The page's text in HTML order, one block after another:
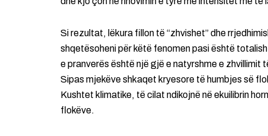
Si rezultat, lëkura fillon të “zhvishet” dhe
shqetësoheni për këtë fenomen pasi është
e pranverës është një gjë e natyrshme e zhvillimit
Sipas mjekëve shkaqet kryesore të humbjes së
Kushtet klimatike, të cilat ndikojnë në ekuilibrin
flokëve.